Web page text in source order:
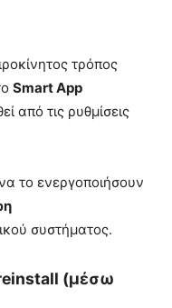
τρόπος
Smart App
από τις ρυθμίσεις
το ενεργοποιήσουν
συστήματος.
(μέσω